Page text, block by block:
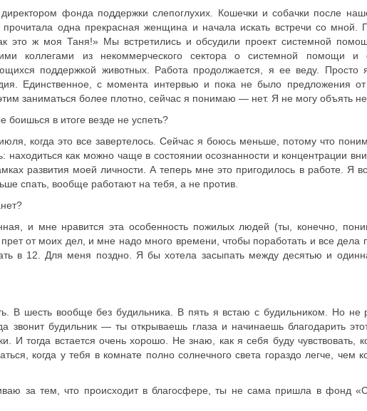
фонда поддержки слепоглухих. Кошечки и собачки после
одна прекрасная женщина и начала искать встречи со мной.
это ж моя Таня!» Мы встретились и обсудили проект системной
коллегами из некоммерческого сектора о системной помощи и
поддержкой животных. Работа продолжается, я ее веду.
Единственное, с момента интервью и пока не было предложения от
заниматься более плотно, сейчас я понимаю — нет. Я не могу объять
в итоге везде не успеть?
когда это все завертелось. Сейчас я боюсь меньше, потому что
как можно чаще в состоянии осознанности и концентрации
развития моей личности. А теперь мне это пригодилось в работе. Я
спать, вообще работают на тебя, а не против.
и мне нравится эта особенность пожилых людей (ты, конечно,
от моих дел, и мне надо много времени, чтобы поработать и все дела
в 12. Для меня поздно. Я бы хотела засыпать между десятью и
В шесть вообще без будильника. В пять я встаю с будильником. Но не
звонит будильник — ты открываешь глаза и начинаешь благодарить
И тогда встается очень хорошо. Не знаю, как я себя буду чувствовать,
когда у тебя в комнате полно солнечного света гораздо легче, чем
за тем, что происходит в благосфере, ты не сама пришла в фонд